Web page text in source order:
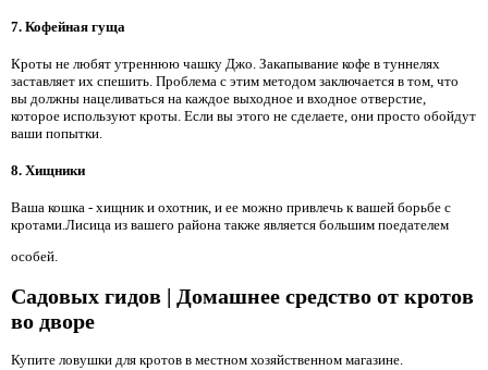
7. Кофейная гуща
Кроты не любят утреннюю чашку Джо. Закапывание кофе в туннелях
заставляет их спешить. Проблема с этим методом заключается в том, что
вы должны нацеливаться на каждое выходное и входное отверстие,
которое используют кроты. Если вы этого не сделаете, они просто обойдут
ваши попытки.
8. Хищники
Ваша кошка - хищник и охотник, и ее можно привлечь к вашей борьбе с
кротами.Лисица из вашего района также является большим поедателем
особей.
Садовых гидов | Домашнее средство от кротов
во дворе
Купите ловушки для кротов в местном хозяйственном магазине.